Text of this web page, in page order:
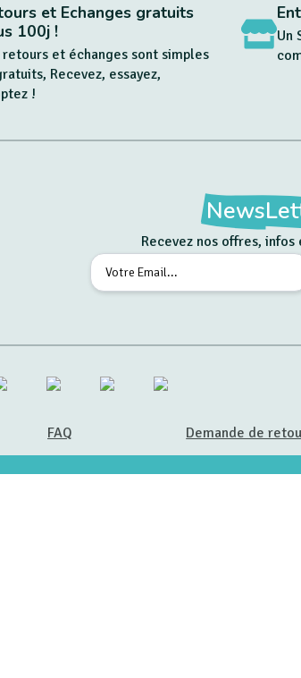
et Echanges gratuits
100j !
retours et échanges sont simples
Recevez, essayez,
!
Un
Recevez nos offres, infos
Email
FAQ Demande de